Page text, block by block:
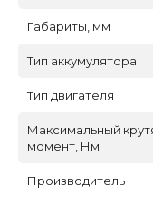
Габариты, мм
Тип аккумулятора
Тип двигателя
Максимальный
момент, Нм
Производитель